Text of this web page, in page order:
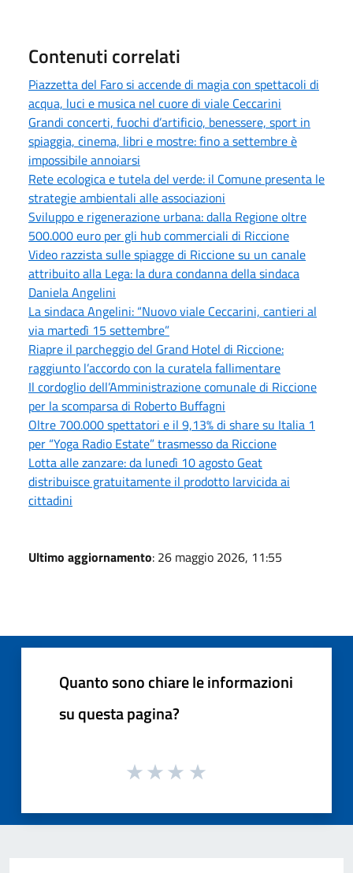
Contenuti correlati
Piazzetta del Faro si accende di magia con spettacoli di
acqua, luci e musica nel cuore di viale Ceccarini
Grandi concerti, fuochi d’artificio, benessere, sport in
spiaggia, cinema, libri e mostre: fino a settembre è
impossibile annoiarsi
Rete ecologica e tutela del verde: il Comune presenta le
strategie ambientali alle associazioni
Sviluppo e rigenerazione urbana: dalla Regione oltre
500.000 euro per gli hub commerciali di Riccione
Video razzista sulle spiagge di Riccione su un canale
attribuito alla Lega: la dura condanna della sindaca
Daniela Angelini
La sindaca Angelini: “Nuovo viale Ceccarini, cantieri al
via martedì 15 settembre”
Riapre il parcheggio del Grand Hotel di Riccione:
raggiunto l’accordo con la curatela fallimentare
Il cordoglio dell’Amministrazione comunale di Riccione
per la scomparsa di Roberto Buffagni
Oltre 700.000 spettatori e il 9,13% di share su Italia 1
per “Yoga Radio Estate” trasmesso da Riccione
Lotta alle zanzare: da lunedì 10 agosto Geat
distribuisce gratuitamente il prodotto larvicida ai
cittadini
Ultimo aggiornamento: 26 maggio 2026, 11:55
Quanto sono chiare le informazioni
su questa pagina?